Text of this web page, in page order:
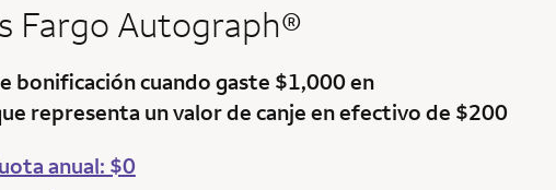
Fargo Autograph®
bonificación cuando gaste $1,000 en
representa un valor de canje en efectivo de $200
anual: $0